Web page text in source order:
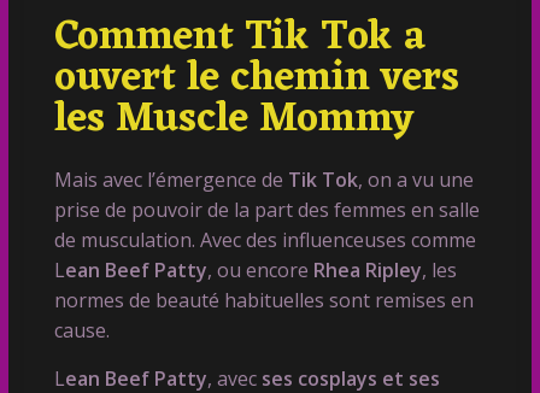
Comment Tik Tok a
ouvert le chemin vers
les Muscle Mommy
Mais avec l’émergence de Tik Tok, on a vu une
prise de pouvoir de la part des femmes en salle
de musculation. Avec des influenceuses comme
Lean Beef Patty, ou encore Rhea Ripley, les
normes de beauté habituelles sont remises en
cause.
Lean Beef Patty, avecses cosplays et ses